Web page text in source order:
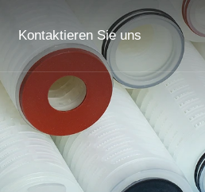
Kontaktieren Sie uns